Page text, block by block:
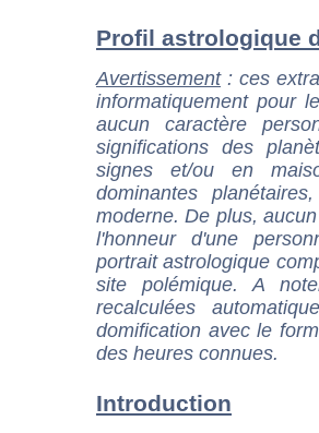
Profil astrologique
Avertissement: ces
informatiquement pour
aucun caractère
significations des
signes et/ou en
dominantes
moderne. De plus,
l'honneur d'une
portrait astrologique
site polémique. A
recalculées
domification avec le
des heures connues.
Introduction